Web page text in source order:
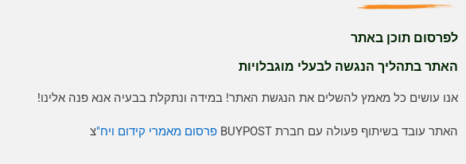
לפרסום תוכן באתר
האתר בתהליך הנגשה לבעלי מוגבלויות
אנו עושים כל מאמץ להשלים את הנגשת האתר! במידה ונתקלת בבעיה אנא פנה אלינו!
האתר עובד בשיתוף פעולה עם חברת BUYPOST פרסום מאמרי קידום ויח"צ